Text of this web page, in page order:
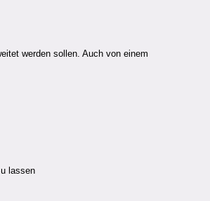
werden sollen. Auch von einem
lassen